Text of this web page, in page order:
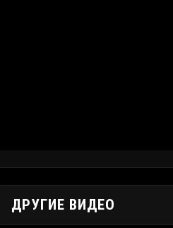
ДРУГИЕ ВИДЕО